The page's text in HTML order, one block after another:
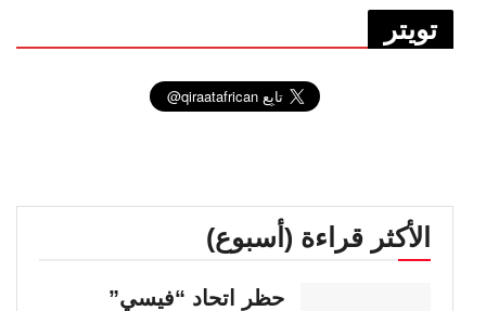
تويتر
الأكثر قراءة (أسبوع)
حظر اتحاد “فيسي”